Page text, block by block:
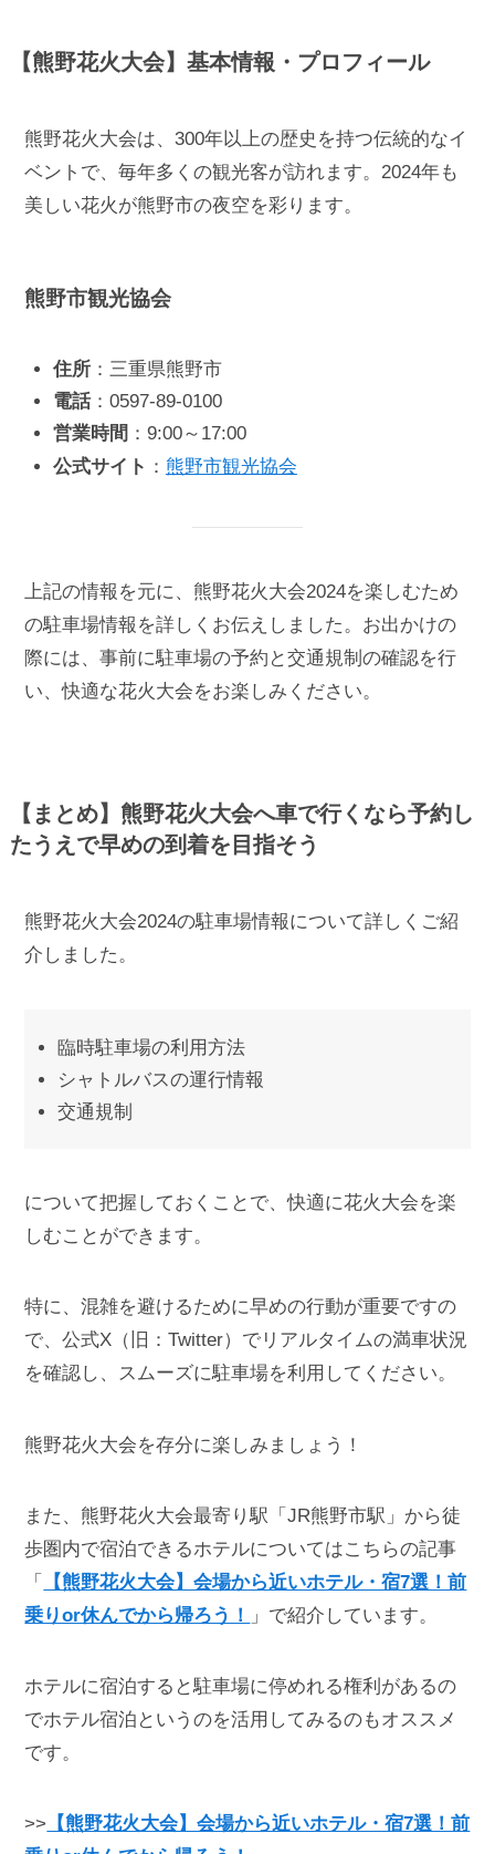
【熊野花火大会】基本情報・プロフィール
熊野花火大会は、300年以上の歴史を持つ伝統的なイ
ベントで、毎年多くの観光客が訪れます。2024年も
美しい花火が熊野市の夜空を彩ります。
熊野市観光協会
住所：三重県熊野市
電話：0597-89-0100
営業時間 ：9:00～17:00
公式サイト ： 熊野市観光協会
上記の情報を元に、熊野花火大会2024を楽しむため
の駐車場情報を詳しくお伝えしました。お出かけの
際には、事前に駐車場の予約と交通規制の確認を行
い、快適な花火大会をお楽しみください。
【まとめ】熊野花火大会へ車で行くなら予約し
たうえで早めの到着を目指そう
熊野花火大会2024の駐車場情報について詳しくご紹
介しました。
臨時駐車場の利用方法
シャトルバスの運行情報
交通規制
について把握しておくことで、快適に花火大会を楽
しむことができます。
特に、混雑を避けるために早めの行動が重要ですの
で、公式X（旧：Twitter）でリアルタイムの満車状況
を確認し、スムーズに駐車場を利用してください。
熊野花火大会を存分に楽しみましょう！
また、熊野花火大会最寄り駅「JR熊野市駅」から徒
歩圏内で宿泊できるホテルについてはこちらの記事
「
【熊野花火大会】会場から近いホテル・宿7選！前
乗りor休んでから帰ろう！
」で紹介しています。
ホテルに宿泊すると駐車場に停めれる権利があるの
でホテル宿泊というのを活用してみるのもオススメ
です。
>> 【熊野花火大会】会場から近いホテル・宿7選！前